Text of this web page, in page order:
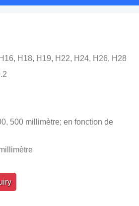
H18, H19, H22, H24, H26, H28
500 millimètre; en fonction de